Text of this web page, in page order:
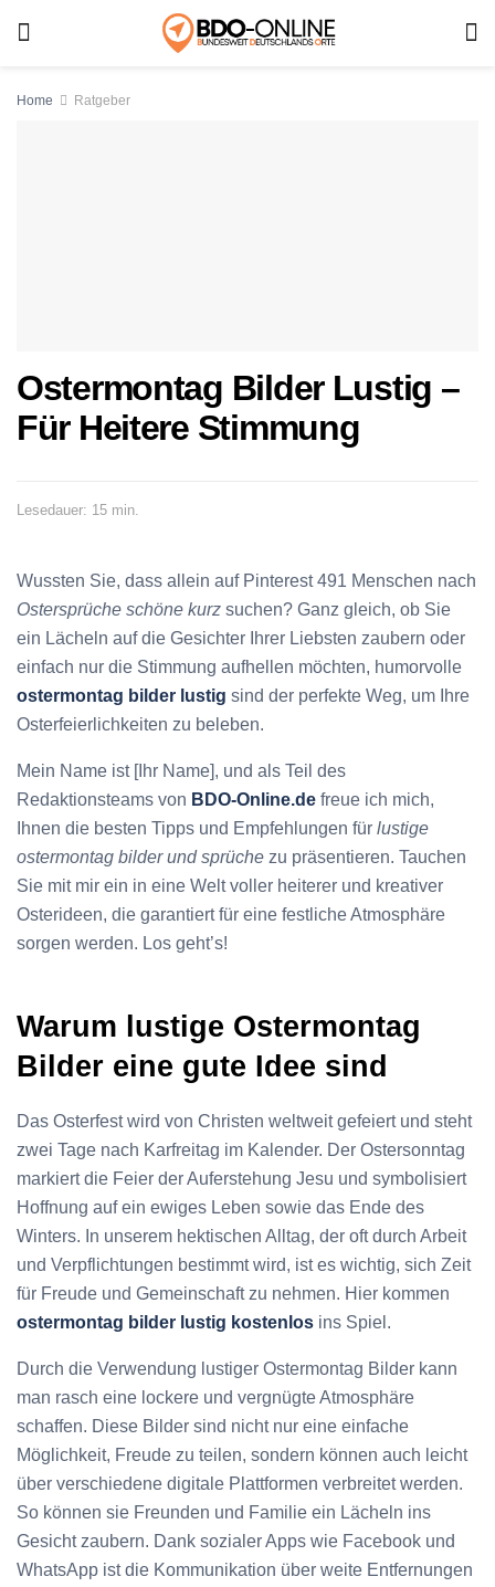
Home Ratgeber
Ostermontag Bilder Lustig –
Für Heitere Stimmung
Lesedauer: 15 min.
Wussten Sie, dass allein auf Pinterest 491 Menschen nach
Ostersprüche schöne kurz suchen? Ganz gleich, ob Sie
ein Lächeln auf die Gesichter Ihrer Liebsten zaubern oder
einfach nur die Stimmung aufhellen möchten, humorvolle
ostermontag bilder lustig sind der perfekte Weg, um Ihre
Osterfeierlichkeiten zu beleben.
Mein Name ist [Ihr Name], und als Teil des
Redaktionsteams von BDO-Online.de freue ich mich,
Ihnen die besten Tipps und Empfehlungen für lustige
ostermontag bilder und sprüche zu präsentieren. Tauchen
Sie mit mir ein in eine Welt voller heiterer und kreativer
Osterideen, die garantiert für eine festliche Atmosphäre
sorgen werden. Los geht’s!
Warum lustige Ostermontag
Bilder eine gute Idee sind
Das Osterfest wird von Christen weltweit gefeiert und steht
zwei Tage nach Karfreitag im Kalender. Der Ostersonntag
markiert die Feier der Auferstehung Jesu und symbolisiert
Hoffnung auf ein ewiges Leben sowie das Ende des
Winters. In unserem hektischen Alltag, der oft durch Arbeit
und Verpflichtungen bestimmt wird, ist es wichtig, sich Zeit
für Freude und Gemeinschaft zu nehmen. Hier kommen
ostermontag bilder lustig kostenlos ins Spiel.
Durch die Verwendung lustiger Ostermontag Bilder kann
man rasch eine lockere und vergnügte Atmosphäre
schaffen. Diese Bilder sind nicht nur eine einfache
Möglichkeit, Freude zu teilen, sondern können auch leicht
über verschiedene digitale Plattformen verbreitet werden.
So können sie Freunden und Familie ein Lächeln ins
Gesicht zaubern. Dank sozialer Apps wie Facebook und
WhatsApp ist die Kommunikation über weite Entfernungen